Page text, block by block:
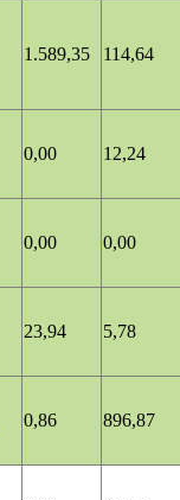
1.589,35 114,64
0,00 12,24
0,00 0,00
23,94 5,78
0,86 896,87